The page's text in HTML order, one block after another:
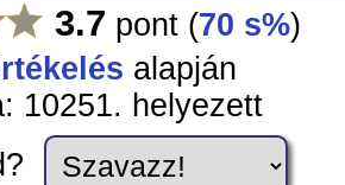
3.7 pont (70 s%)
alapján
10251. helyezett